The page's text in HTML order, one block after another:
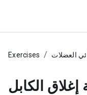
Exercises العضلات
الكابل